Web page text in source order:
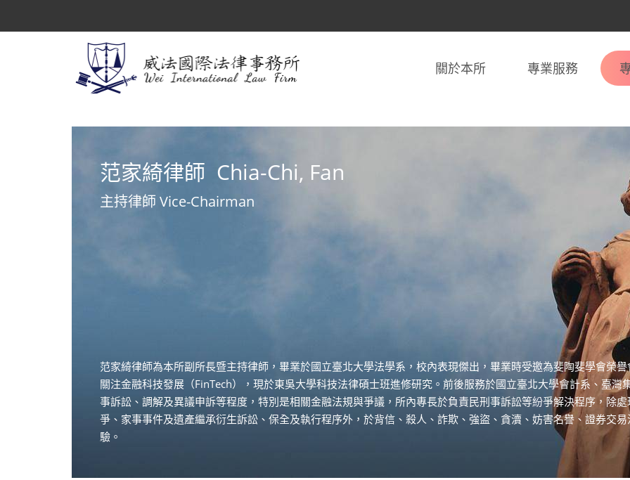
關於本所 專業服務
范家綺律師 Chia-Chi, Fan
主持律師 Vice-Chairman
范家綺律師為本所副所長暨主持律師，畢業於國立臺北大學法學系，校內表現傑出，畢業時受邀為斐陶斐學會榮
關注金融科技發展（FinTech），現於東吳大學科技法律碩士班進修研究。前後服務於國立臺北大學會計系、臺灣
事訴訟、調解及異議申訴等程度，特別是相關金融法規與爭議，所內專長於負責民刑事訴訟等紛爭解決程序，除
爭、家事事件及遺產繼承衍生訴訟、保全及執行程序外，於背信、殺人、詐欺、強盜、貪瀆、妨害名譽、證券交
驗。